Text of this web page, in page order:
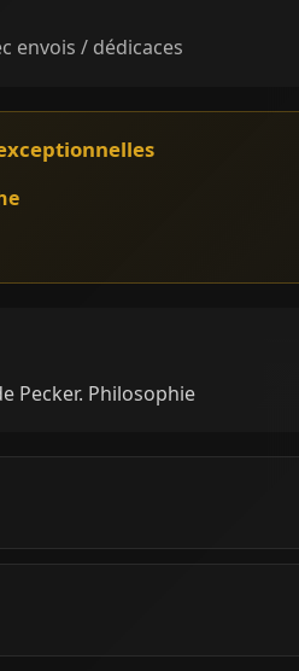
envois / dédicaces
Pecker. Philosophie